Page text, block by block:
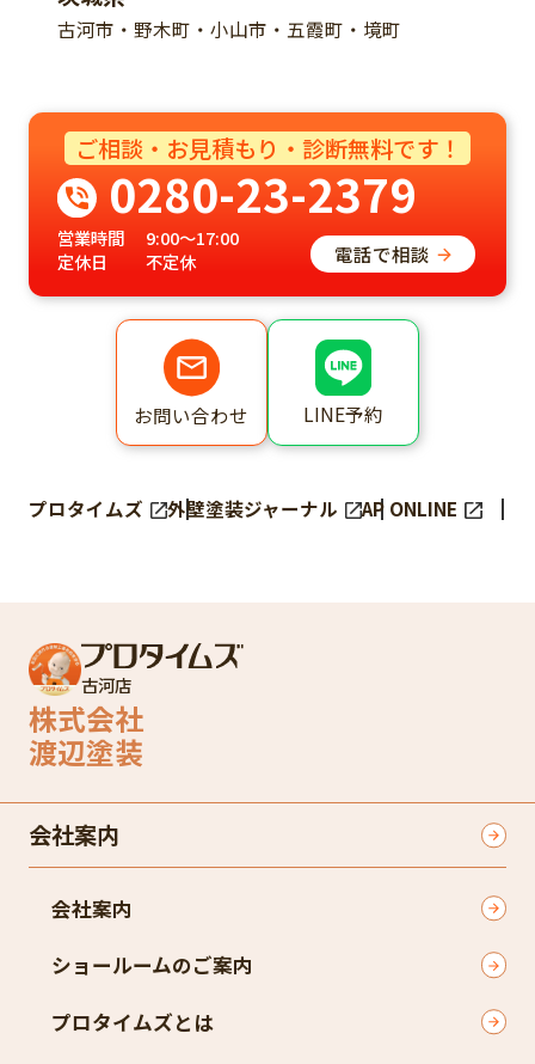
古河市・野木町・小山市・五霞町・境町
ご相談・お見積もり・診断無料です！
0280-23-2379
営業時間
9:00～17:00
定休日
不定休 電話で相談
お問い合わせ LINE予約
プロタイムズ 外壁塗装ジャーナル AP ONLINE
古河店
株式会社
渡辺塗装
会社案内
会社案内
ショールームのご案内
プロタイムズとは